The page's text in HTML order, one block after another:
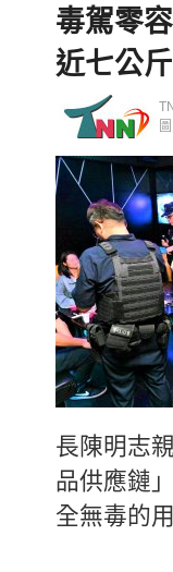
毒駕零
近七公
長陳明志
品供應鏈
全無毒的